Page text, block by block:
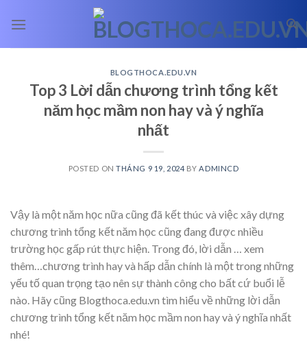
BLOGTHOCA.EDU.VN
Top 3 Lời dẫn chương trình tổng kết
năm học mầm non hay và ý nghĩa
nhất
POSTED ONTHÁNG 9 19, 2024 BY ADMINCD
Vậy là một năm học nữa cũng đã kết thúc và việc xây dựng
chương trình tổng kết năm học cũng đang được nhiều
trường học gấp rút thực hiện. Trong đó, lời dẫn
… xem
thêm… chương trình hay và hấp dẫn chính là một trong những
yếu tố quan trọng tạo nên sự thành công cho bất cứ buổi lễ
nào. Hãy cũng Blogthoca.edu.vn tìm hiểu về những lời dẫn
chương trình tổng kết năm học mầm non hay và ý nghĩa nhất
nhé!